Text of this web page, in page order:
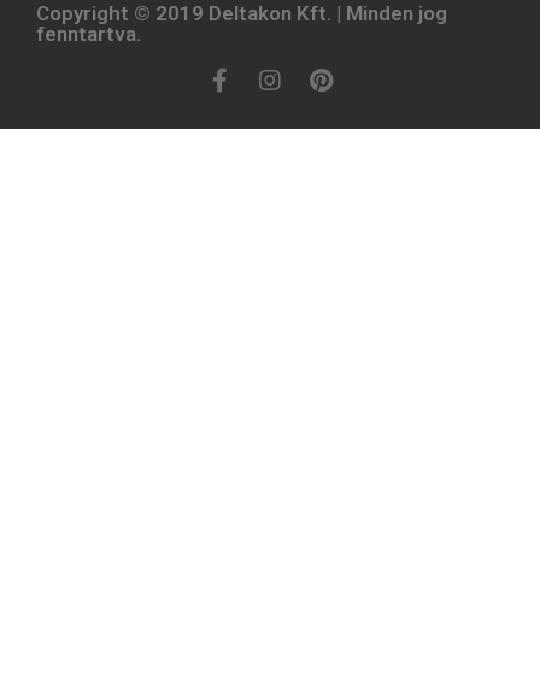
Copyright © 2019 Deltakon Kft. | Minden jog
fenntartva.​